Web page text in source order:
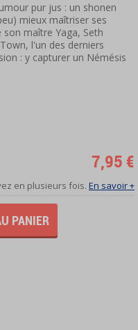
pur jus : un shonen
mieux maîtriser ses
maître Yaga, Seth
l'un des derniers
: y capturer un Némésis
7,95 €
en plusieurs fois. En savoir +
PANIER